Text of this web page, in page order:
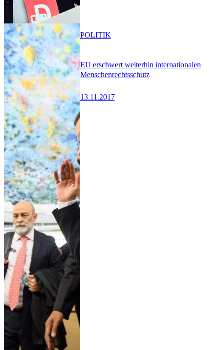
EU erschwert weiterhin internationalen
Menschenrechtsschutz
13.11.2017
POLITIK